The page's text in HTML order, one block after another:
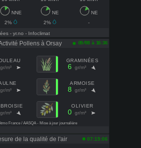
NNE NE
NE
2% 2%
-
- yr.no - Infoclimat
Pollens à Orsay 09/08 à 16:36
gr/m³
GRAMINÉES
6 gr/m³
gr/m³
ARMOISE
8 gr/m³
gr/m³
OLIVIER
0 gr/m³
France / AASQA - Mise à jour journalière
de la qualité de l'air 07:15:06